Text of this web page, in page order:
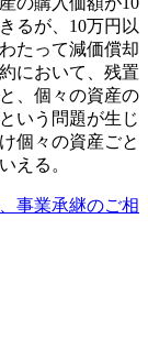
るが、10万円以
たって減価償却
において、残置
、個々の資産の
いう問題が生じ
個々の資産ごと
える。
事業承継のご相